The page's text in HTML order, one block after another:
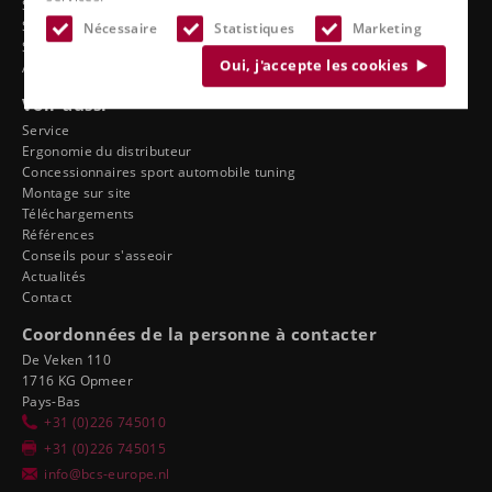
Nécessaire
Statistiques Marketing
Oui, j'accepte les cookies
Sièges de bateau
Sièges de camion
Sièges de stade
Accessoires
Voir aussi
Service
Ergonomie du distributeur
Concessionnaires sport automobile tuning
Montage sur site
Téléchargements
Références
Conseils pour s'asseoir
Actualités
Contact
Coordonnées de la personne à contacter
De Veken 110
1716 KG Opmeer
Pays-Bas
+31 (0)226 745010
+31 (0)226 745015
info@bcs-europe.nl